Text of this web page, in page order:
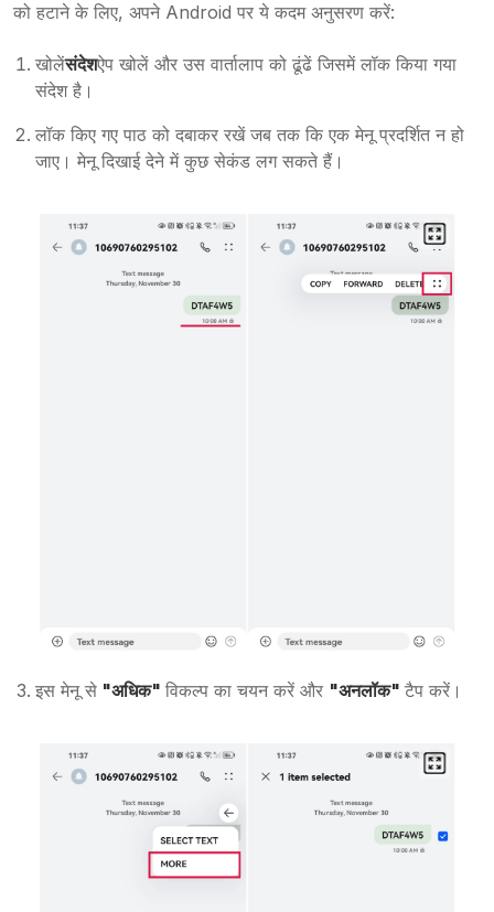
को हटाने के लिए, अपने Android पर ये कदम अनुसरण करें:
खोलेंसंदेशऐप खोलें और उस वार्तालाप को ढूंढें जिसमें लॉक किया गया
संदेश है।
लॉक किए गए पाठ को दबाकर रखें जब तक कि एक मेनू प्रदर्शित न हो
जाए। मेनू दिखाई देने में कुछ सेकंड लग सकते हैं।
इस मेनू से "अधिक" विकल्प का चयन करें और "अनलॉक" टैप करें।